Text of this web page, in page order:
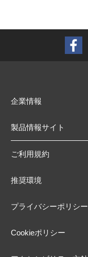
企業情報
製品情報サイト
ご利用規約
推奨環境
プライバシーポリシー
Cookieポリシー